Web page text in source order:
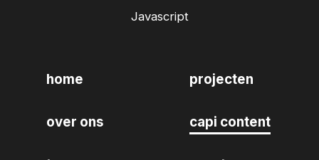
Javascript
home
over ons
projecten
capi content